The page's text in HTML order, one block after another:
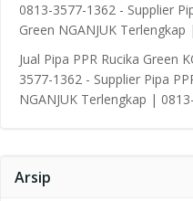
0813-3577-1362 - Supplier
Green NGANJUK
Jual Pipa PPR Rucika Green
3577-1362 - Supplier Pipa
NGANJUK Terlengkap |
Arsip